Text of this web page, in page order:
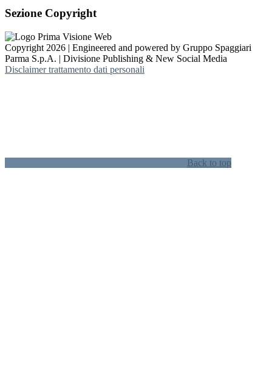
Sezione Copyright
Copyright 2026 | Engineered and powered by Gruppo Spaggiari
Parma S.p.A. | Divisione Publishing & New Social Media
Disclaimer trattamento dati personali
Back to top